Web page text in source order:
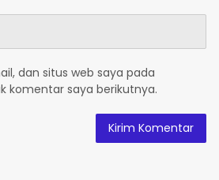
dan situs web saya pada
komentar saya berikutnya.